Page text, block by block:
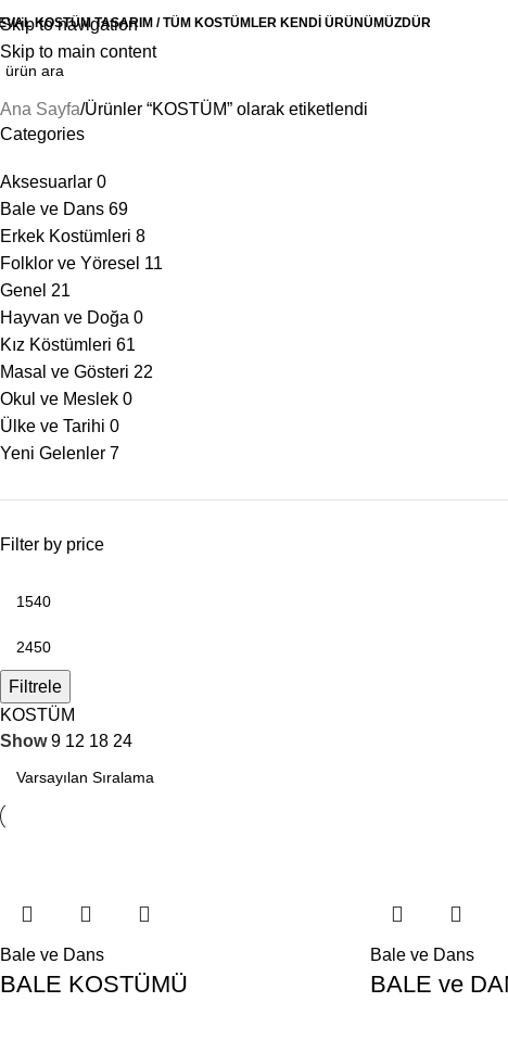
Skip to navigation
Skip to main content
KOSTÜM TASARIM / TÜM KOSTÜMLER KENDİ ÜRÜNÜMÜZDÜR
Ana Sayfa Ürünler “KOSTÜM” olarak etiketlendi
Categories
Aksesuarlar 0
Bale ve Dans 69
Erkek Kostümleri 8
Folklor ve Yöresel 11
Genel 21
Hayvan ve Doğa 0
Kız Köstümleri 61
Masal ve Gösteri 22
Okul ve Meslek 0
Ülke ve Tarihi 0
Yeni Gelenler 7
Filter by price
Filtrele
KOSTÜM
Show9 12 18 24
Bale ve Dans
BALE KOSTÜMÜ
Bale ve Dans
BALE ve